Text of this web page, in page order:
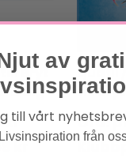
Bryt
dig
kr
kr
Ljudfil
till
vara
av
till vårt
Livsinspiration från